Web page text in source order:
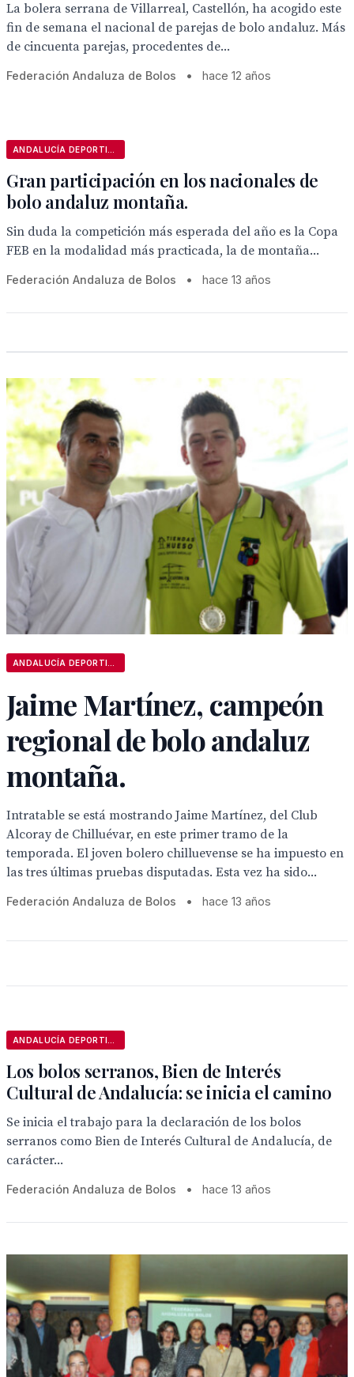
La bolera serrana de Villarreal, Castellón, ha acogido este
fin de semana el nacional de parejas de bolo andaluz. Más
de cincuenta parejas, procedentes de...
Federación Andaluza de Bolos • hace 12 años
Gran participación en los nacionales de
bolo andaluz montaña.
Sin duda la competición más esperada del año es la Copa
FEB en la modalidad más practicada, la de montaña...
Federación Andaluza de Bolos • hace 13 años
Jaime Martínez, campeón
regional de bolo andaluz
montaña.
Intratable se está mostrando Jaime Martínez, del Club
Alcoray de Chilluévar, en este primer tramo de la
temporada. El joven bolero chilluevense se ha impuesto en
las tres últimas pruebas disputadas. Esta vez ha sido...
Federación Andaluza de Bolos • hace 13 años
Los bolos serranos, Bien de Interés
Cultural de Andalucía: se inicia el camino
Se inicia el trabajo para la declaración de los bolos
serranos como Bien de Interés Cultural de Andalucía, de
carácter...
Federación Andaluza de Bolos • hace 13 años